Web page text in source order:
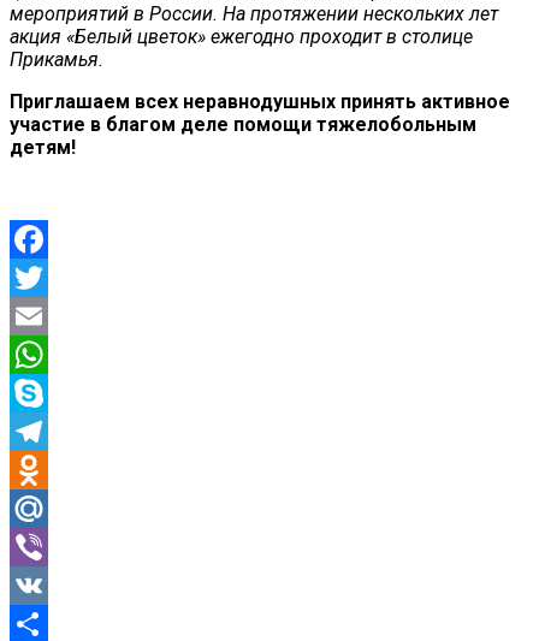
мероприятий в России. На протяжении нескольких лет
акция «Белый цветок» ежегодно проходит в столице
Прикамья.
Приглашаем всех неравнодушных принять активное
участие в благом деле помощи тяжелобольным
детям!
Facebook
Twitter
Email
WhatsApp
Skype
Telegram
Odnoklassniki
Mail.Ru
Viber
VK